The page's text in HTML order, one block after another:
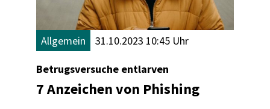
Allgemein 31.10.2023 10:45 Uhr
Betrugsversuche entlarven
7 Anzeichen von Phishing